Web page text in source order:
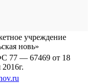
учреждение
новь»
77 — 67469 от 18
2016г.